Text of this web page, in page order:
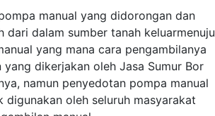
manual yang didorongan dan
dalam sumber tanah keluarmenuju
yang mana cara pengambilanya
dikerjakan oleh Jasa Sumur Bor
namun penyedotan pompa manual
oleh seluruh masyarakat